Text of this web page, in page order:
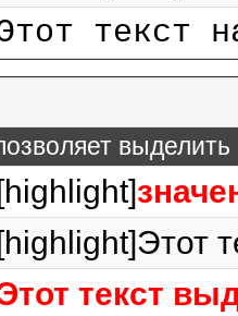
текст
выделить
текст